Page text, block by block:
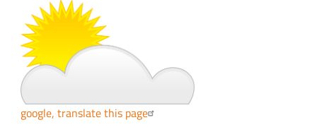
n
g
google, translate this page